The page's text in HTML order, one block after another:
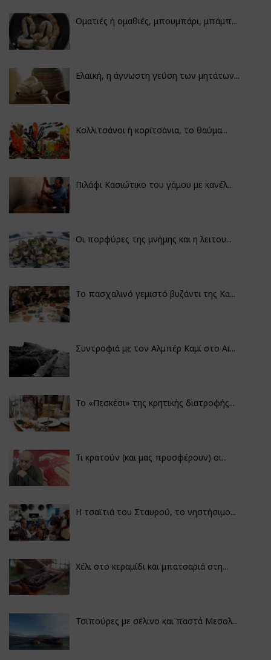
Οματιές ή ομαθιές, μπουμπάρι, μπάμπ...
Ελαϊκή, η άγνωστη γεύση των μητάτων...
Κολλιτσάνοι ή κοριτσάνια, το θαύμα...
Πιλάφι Κασιώτικο του γάμου με κανέλ...
Οι πορφύρες της μνήμης και η λειτου...
Το πασχαλινό γεμιστό βυζάντι της Κα...
Συντροφιά με τον Αλμπέρ Καμί στο Αι...
Το «Πεσκέσι» της κρητικής διατροφής...
Τι κρατούν (και μας προσφέρουν) οι...
Η τσαϊτιά του Σταυρού, το νηστήσιμο...
Χέλι στο κεραμίδι και μπατσαριά στη...
Τσιπούρες με σέλινο και παστά Μεσολ...